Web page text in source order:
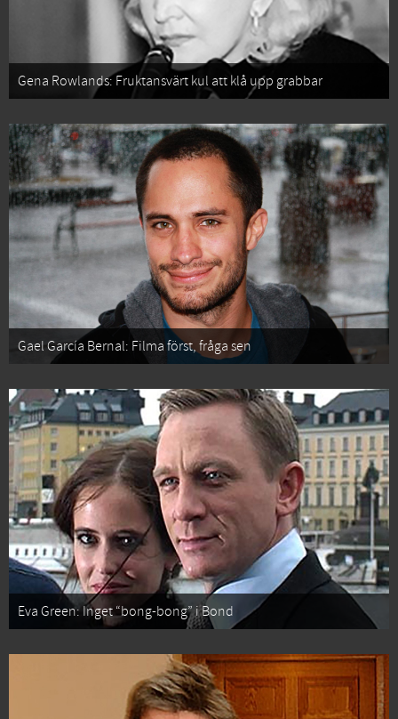
Gena Rowlands: Fruktansvärt kul att klå upp grabbar
Gael García Bernal: Filma först, fråga sen
Eva Green: Inget “bong-bong” i Bond